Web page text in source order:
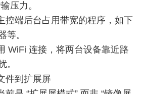
压力。
控端后台占用带宽的程序，如下
等。
WiFi 连接，将两台设备靠近路
。
件到扩展屏